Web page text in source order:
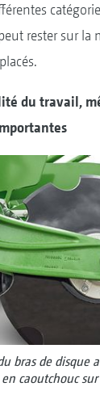
rester sur la
du travail,
bras de disque
caoutchouc